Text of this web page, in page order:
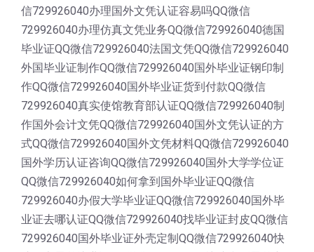
信729926040办理国外文凭认证容易吗QQ微信
729926040办理仿真文凭业务QQ微信729926040德国
毕业证QQ微信729926040法国文凭QQ微信729926040
外国毕业证制作QQ微信729926040国外毕业证钢印制
作QQ微信729926040国外毕业证货到付款QQ微信
729926040真实使馆教育部认证QQ微信729926040制
作国外会计文凭QQ微信729926040国外文凭认证的方
式QQ微信729926040国外文凭材料QQ微信729926040
国外学历认证咨询QQ微信729926040国外大学学位证
QQ微信729926040如何拿到国外毕业证QQ微信
729926040办假大学毕业证QQ微信729926040国外毕
业证去哪认证QQ微信729926040找毕业证封皮QQ微信
729926040国外毕业证外壳定制QQ微信729926040快